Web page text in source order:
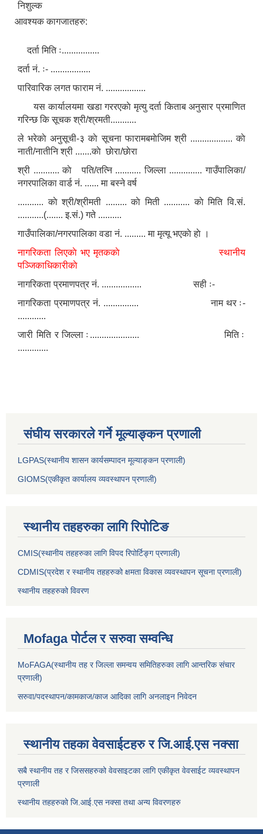
निशुल्क
आवश्यक कागजातहरु:
दर्ता मिति ः................
दर्ता नं. ः- .................
पारिवारिक लगत फाराम नं. .................
यस कार्यालयमा खडा गररएकाे मृत्यु दर्ता किताब अनुसार प्रमाणित
गरिन्छ कि सूचक श्री/श्रमती...........
ले भरेकाे अनुसूची-३ काे सूचना फारामबमाेजिम श्री .................. काे
नाती/नातीनि श्री .......काे छाेरा/छाेरा
श्री ........... काे पति/तत्नि ........... जिल्ला .............. गाउँपालिका/
नगरपालिका वार्ड नं. ...... मा बस्ने वर्ष
........... काे श्री/श्रीमती ......... काे मिती ........... काे मिति वि.सं.
...........(....... इ.सं.) गते ..........
गाउँपालिका/नगरपालिका वडा नं. ......... मा मृत्यू भएकाे हाे ।
नागरिकता लिएकाे भए मृतककाे स्थानीय
पञ्जिकाधिकारीकाे
नागरिकता प्रमाणपत्र नं. ................. सही ः-
नागरिकता प्रमाणपत्र नं. ............... नाम थर ः-
............
जारी मिति र जिल्ला ः..................... मिति ः
.............
संघीय सरकारले गर्ने मूल्याङ्कन प्रणाली
LGPAS(स्थानीय शासन कार्यसम्पादन मूल्याङ्कन प्रणाली)
GIOMS(एकीकृत कार्यालय व्यवस्थापन प्रणाली)
स्थानीय तहहरुका लागि रिपोटिङ
CMIS(स्थानीय तहहरुका लागि विपद रिपोर्टिङ्ग प्रणाली)
CDMIS(प्रदेश र स्थानीय तहहरुको क्षमता विकास व्यवस्थापन सूचना प्रणाली)
स्थानीय तहहरुको विवरण
Mofaga पोर्टल र सरुवा सम्वन्धि
MoFAGA(स्थानीय तह र जिल्ला समन्वय समितिहरुका लागि आन्तरिक संचार
प्रणाली)
सरुवा/पदस्थापन/कामकाज/काज आदिका लागि अनलाइन निवेदन
स्थानीय तहका वेवसाईटहरु र जि.आई.एस नक्सा
सबै स्थानीय तह र जिससहरुको वेवसाइटका लागि एकीकृत वेवसाईट व्यवस्थापन
प्रणाली
स्थानीय तहहरुको जि.आई.एस नक्सा तथा अन्य विवरणहरु